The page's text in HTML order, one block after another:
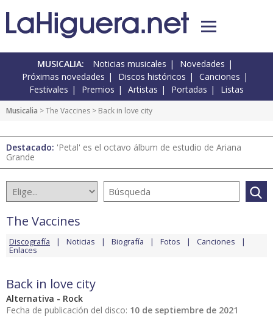
MUSICALIA: Noticias musicales
Novedades
Próximas novedades
Discos históricos
Canciones
Festivales
Premios Artistas Portadas Listas
Musicalia >The Vaccines > Back in love city
Destacado: 'Petal' es el octavo álbum de estudio de Ariana
Grande
The Vaccines
Discografía Noticias Biografía Fotos Canciones
Enlaces
Back in love city
Alternativa - Rock
Fecha de publicación del disco: 10 de septiembre de 2021